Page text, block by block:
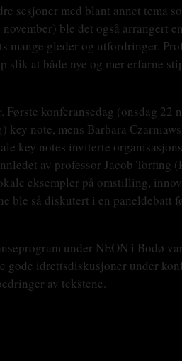
sesjoner med blant annet tema
ble det også arrangert
mange gleder og utfordringer.
slik at både nye og mer erfarne
konferansedag (onsdag
note, mens Barbara
key notes inviterte
av professor Jacob Torfing
eksempler på omstilling,
ble så diskutert i en
under NEON i Bodø
idrettsdiskusjoner under
av tekstene.